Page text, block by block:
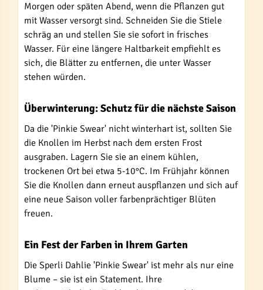
Morgen oder späten Abend, wenn die Pflanzen gut
mit Wasser versorgt sind. Schneiden Sie die Stiele
schräg an und stellen Sie sie sofort in frisches
Wasser. Für eine längere Haltbarkeit empfiehlt es
sich, die Blätter zu entfernen, die unter Wasser
stehen würden.
Überwinterung: Schutz für die nächste Saison
Da die 'Pinkie Swear' nicht winterhart ist, sollten Sie
die Knollen im Herbst nach dem ersten Frost
ausgraben. Lagern Sie sie an einem kühlen,
trockenen Ort bei etwa 5-10°C. Im Frühjahr können
Sie die Knollen dann erneut auspflanzen und sich auf
eine neue Saison voller farbenprächtiger Blüten
freuen.
Ein Fest der Farben in Ihrem Garten
Die Sperli Dahlie 'Pinkie Swear' ist mehr als nur eine
Blume – sie ist ein Statement. Ihre